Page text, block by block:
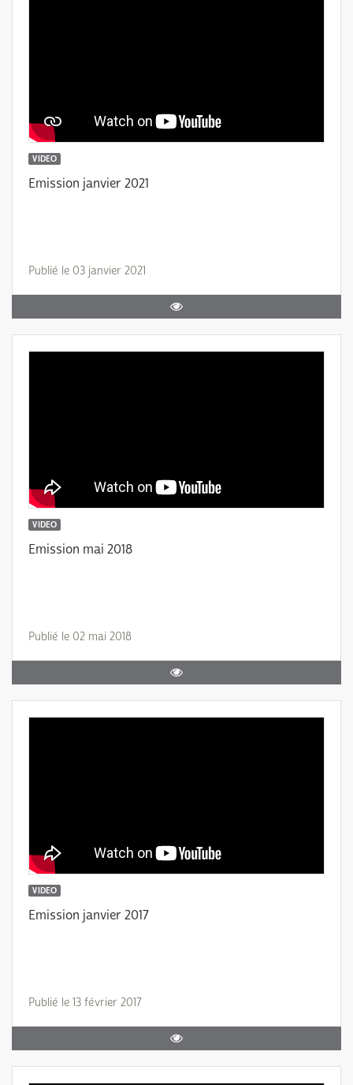
VIDEO
Emission janvier 2021
Publié le 03 janvier 2021
VIDEO
Emission mai 2018
Publié le 02 mai 2018
VIDEO
Emission janvier 2017
Publié le 13 février 2017